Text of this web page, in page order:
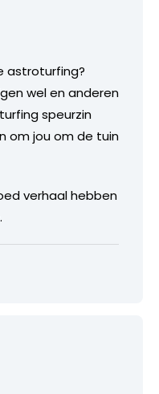
astroturfing?
wel en anderen
speurzin
om jou om de tuin
verhaal hebben